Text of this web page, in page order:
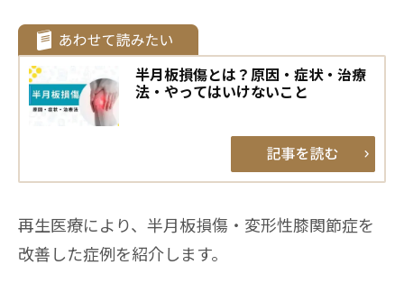
半月板損傷とは？原因・症状・治療
法・やってはいけないこと
再生医療により、半月板損傷・変形性膝関節症を
改善した症例を紹介します。